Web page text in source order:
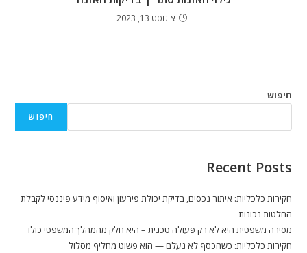
אוגוסט 13, 2023
חיפוש
חיפוש
Recent Posts
חקירות כלכליות: איתור נכסים, בדיקת יכולת פירעון ואיסוף מידע פיננסי לקבלת
החלטות נכונות
מסירה משפטית היא לא רק פעולה טכנית – היא חלק מהמהלך המשפטי כולו
חקירות כלכליות: כשהכסף לא נעלם — הוא פשוט מחליף מסלול